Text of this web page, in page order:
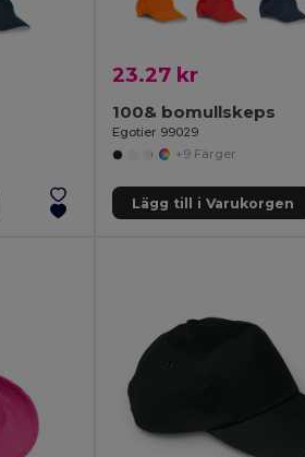
23.27 kr
100& bomullskeps
Egotier 99029
+9 Färger
Lägg till i Varukorgen